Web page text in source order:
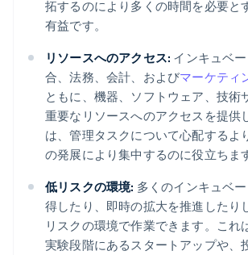
拓するのにより多くの時間を必要と
有益です。
リソースへのアクセス: インキュベ
合、法務、会計、およびマーケティ
ともに、機器、ソフトウェア、技術
重要なリソースへのアクセスを提供
は、管理タスクについて心配するよ
の発展により集中するのに役立ちま
低リスクの環境: 多くのインキュベ
得したり、即時の拡大を推進したり
リスクの環境で作業できます。これ
実験段階にあるスタートアップや、